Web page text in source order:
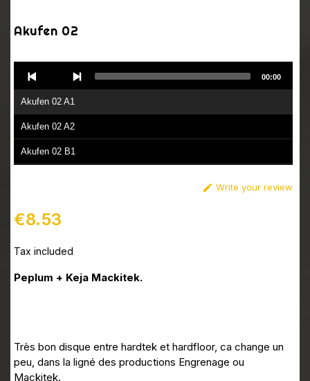
Akufen 02
Player
Akufen 02 A1
Akufen 02 A2
Akufen 02 B1
00:00
 Write your review
€8.53
Tax included
Peplum + Keja Mackitek.
Très bon disque entre hardtek et hardfloor, ca change un
peu, dans la ligné des productions Engrenage ou
Mackitek.